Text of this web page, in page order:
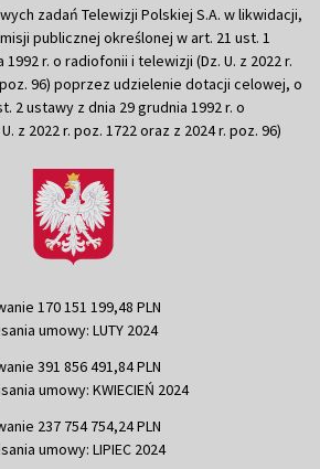
zadań Telewizji Polskiej S.A. w likwidacji,
publicznej określonej w art. 21 ust. 1
r. o radiofonii i telewizji (Dz. U. z 2022 r.
96) poprzez udzielenie dotacji celowej, o
2 ustawy z dnia 29 grudnia 1992 r. o
z 2022 r. poz. 1722 oraz z 2024 r. poz. 96)
170 151 199,48 PLN
umowy: LUTY 2024
391 856 491,84 PLN
umowy: KWIECIEŃ 2024
237 754 754,24 PLN
umowy: LIPIEC 2024